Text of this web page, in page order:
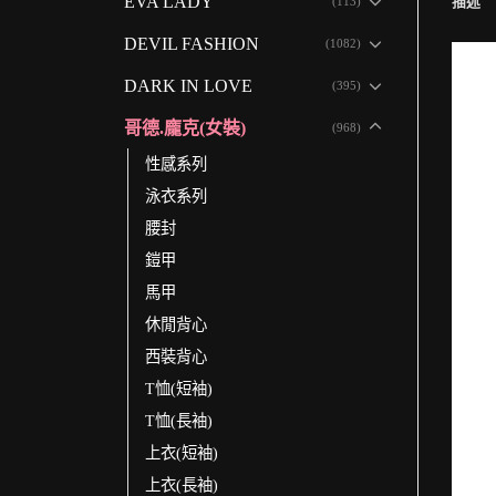
DEVIL FASHION (1082)
DARK IN LOVE (395)
哥德.龐克(女裝) (968)
性感系列
泳衣系列
腰封
鎧甲
馬甲
休閒背心
西裝背心
T恤(短袖)
T恤(長袖)
上衣(短袖)
上衣(長袖)